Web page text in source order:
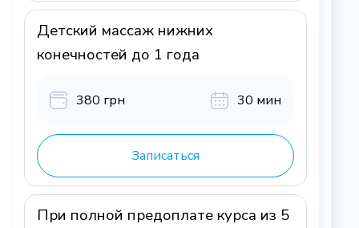
Детский массаж нижних
конечностей до 1 года
380 грн 30 мин
Записаться
При полной предоплате курса из 5